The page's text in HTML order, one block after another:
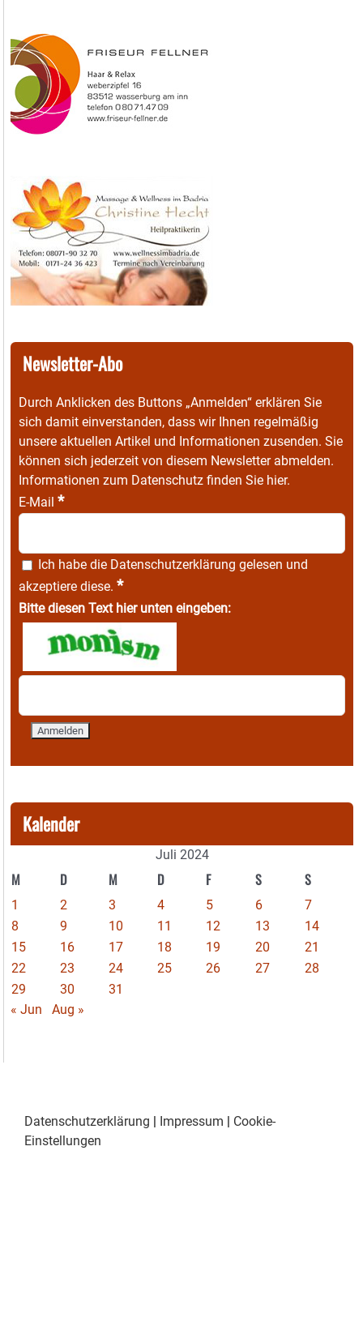
Newsletter-Abo
Durch Anklicken des Buttons „Anmelden“ erklären Sie
sich damit einverstanden, dass wir Ihnen regelmäßig
unsere aktuellen Artikel und Informationen zusenden. Sie
können sich jederzeit von diesem Newsletter abmelden.
Informationen zum Datenschutz finden Sie hier.
E-Mail *
Ich habe die Datenschutzerklärung gelesen und
akzeptiere diese. *
Bitte diesen Text hier unten eingeben:
Kalender
Juli 2024
M D M D F S S
1 2 3 4 5 6
7
8
9 10 11 12 13
14
15
16 17 18 19 20
21
22
23 24 25 26 27
28
29
30
31
« Jun
Aug »
Datenschutzerklärung | Impressum | Cookie-
Einstellungen